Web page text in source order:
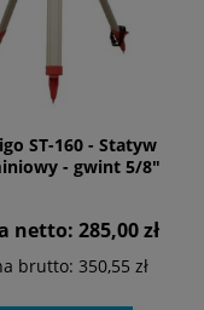
ST-160 - Statyw
- gwint 5/8"
netto: 285,00 zł
brutto: 350,55 zł